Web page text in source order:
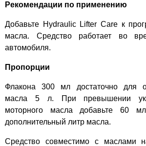
Рекомендации по применению
Добавьте Hydraulic Lifter Care к
масла. Средство работает во
автомобиля.
Пропорции
Флакона 300 мл достаточно для
масла 5 л. При превышении
моторного масла добавьте 60
дополнительный литр масла.
Средство совместимо с маслами